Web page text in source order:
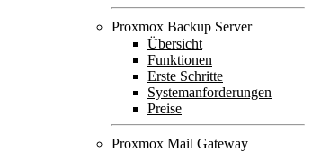
Proxmox Backup Server
Übersicht
Funktionen
Erste Schritte
Systemanforderungen
Preise
Proxmox Mail Gateway